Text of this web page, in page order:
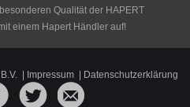
Qualität der HAPERT
einem Hapert Händler auf!
| Impressum| Datenschutzerklärung